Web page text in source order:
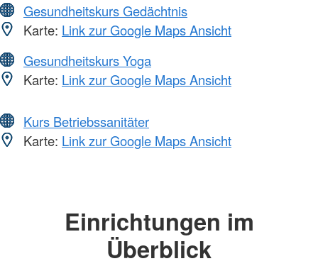
Gesundheitskurs Gedächtnis
Karte: Link zur Google Maps Ansicht
Gesundheitskurs Yoga
Karte: Link zur Google Maps Ansicht
Kurs Betriebssanitäter
Karte: Link zur Google Maps Ansicht
Einrichtungen im
Überblick